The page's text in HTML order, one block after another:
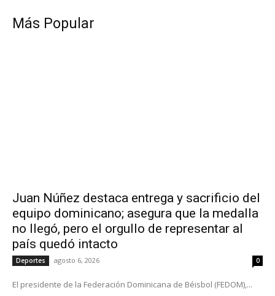
Más Popular
Juan Núñez destaca entrega y sacrificio del
equipo dominicano; asegura que la medalla
no llegó, pero el orgullo de representar al
país quedó intacto
Deportes agosto 6, 2026 0
El presidente de la Federación Dominicana de Béisbol (FEDOM),...